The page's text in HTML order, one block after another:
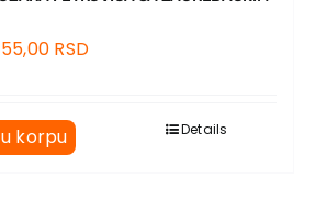
RSD
korpu Details